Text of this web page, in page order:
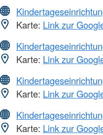
Karte: Link zur
Karte: Link zur
Karte: Link zur
Karte: Link zur